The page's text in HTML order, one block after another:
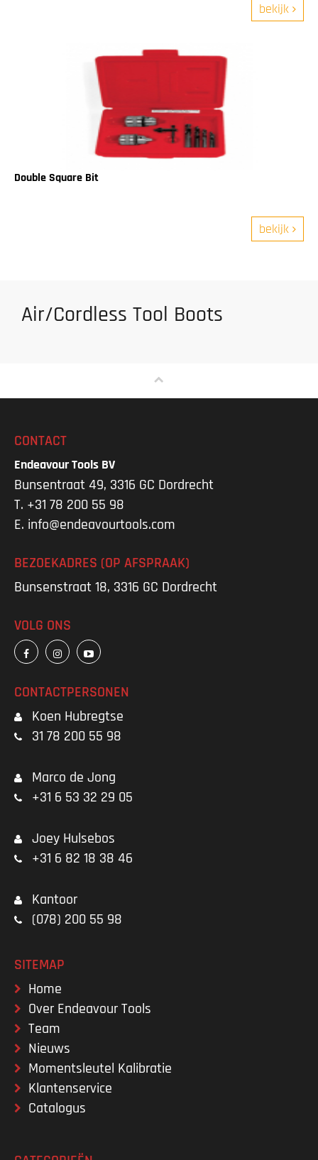
bekijk
Double Square Bit
bekijk
Air/Cordless Tool Boots
CONTACT
Endeavour Tools BV
Bunsentraat 49, 3316 GC Dordrecht
T. +31 78 200 55 98
E. info@endeavourtools.com
BEZOEKADRES (OP AFSPRAAK)
Bunsenstraat 18, 3316 GC Dordrecht
VOLG ONS
CONTACTPERSONEN
Koen Hubregtse
31 78 200 55 98
Marco de Jong
+31 6 53 32 29 05
Joey Hulsebos
+31 6 82 18 38 46
Kantoor
(078) 200 55 98
SITEMAP
Home
Over Endeavour Tools
Team
Nieuws
Momentsleutel Kalibratie
Klantenservice
Catalogus